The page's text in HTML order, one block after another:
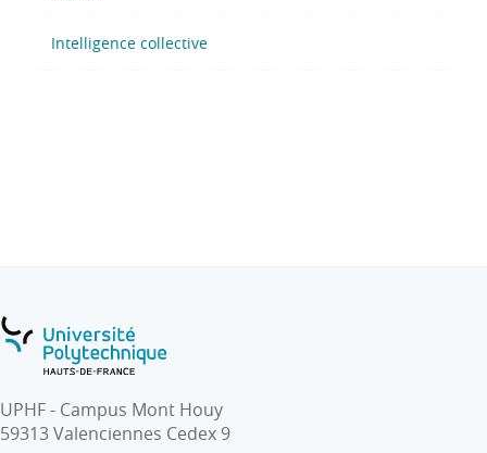
Intelligence collective
UPHF - Campus Mont Houy
59313 Valenciennes Cedex 9